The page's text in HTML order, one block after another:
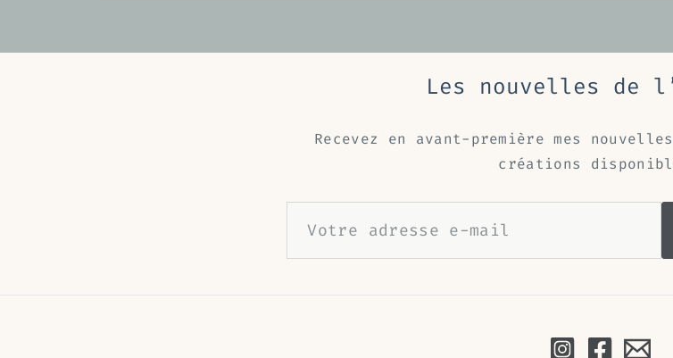
Les nouvelles de
Recevez en avant-première mes
créations